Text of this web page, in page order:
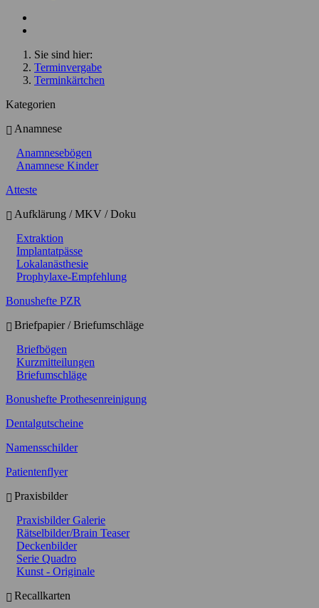
Sie sind hier:
Terminvergabe
Terminkärtchen
Kategorien
Anamnese
Anamnesebögen
Anamnese Kinder
Atteste
Aufklärung / MKV / Doku
Extraktion
Implantatpässe
Lokalanästhesie
Prophylaxe-Empfehlung
Bonushefte PZR
Briefpapier / Briefumschläge
Briefbögen
Kurzmitteilungen
Briefumschläge
Bonushefte Prothesenreinigung
Dentalgutscheine
Namensschilder
Patientenflyer
Praxisbilder
Praxisbilder Galerie
Rätselbilder/Brain Teaser
Deckenbilder
Serie Quadro
Kunst - Originale
Recallkarten